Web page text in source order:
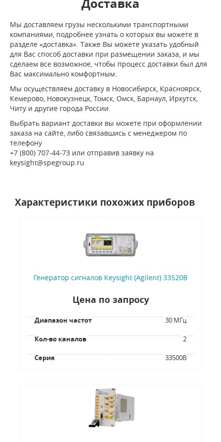
Мы доставляем грузы несколькими транспортными
компаниями, подробнее узнать о которых вы можете в
разделе «доставка». Также Вы можете указать удобный
для Вас способ доставки при размещении заказа, и мы
сделаем все возможное, чтобы процесс доставки был для
Вас максимально комфортным.
Мы осуществляем доставку в Новосибирск, Красноярск,
Кемерово, Новокузнецк, Томск, Омск, Барнаул, Иркутск,
Читу и другие города России.
Выбрать вариант доставки вы можете при оформлении
заказа на сайте, либо связавшись с менеджером по
телефону
+7 (800) 707-44-73 или отправив заявку на
keysight@spegroup.ru
Характеристики похожих приборов
Генератор сигналов Keysight (Agilent) 33520B
Цена по запросу
Диапазон частот 30 МГц
Кол-во каналов 2
Серия 33500B